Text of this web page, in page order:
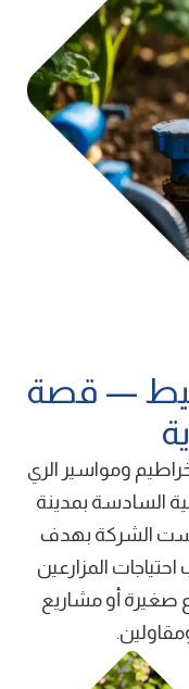
— ﻗﺼﺔ
وﻣﻮاﺳﻴﺮ اﻟﺮي
اﻟﺴﺎدﺳﺔ ﺑﻤﺪﻳﻨﺔ
اﻟﺸﺮﻛﺔ ﺑﻬﺪف
اﻟﻤﺰارﻋﻴﻦ
ﺻﻐﻴﺮة أو ﻣﺸﺎرﻳﻊ